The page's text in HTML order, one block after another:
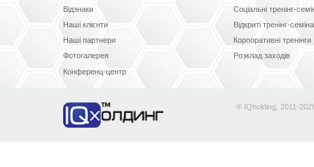
Відзнаки
Наші клієнти
Наші партнери
Фотогалерея
Конференц-центр
Соціальні тренінг-
Відкриті тренінг-
Корпоративні тренінги
Розклад заходів
® IQholding, 2011-